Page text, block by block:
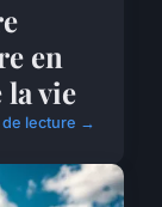
en
vie
de lecture →